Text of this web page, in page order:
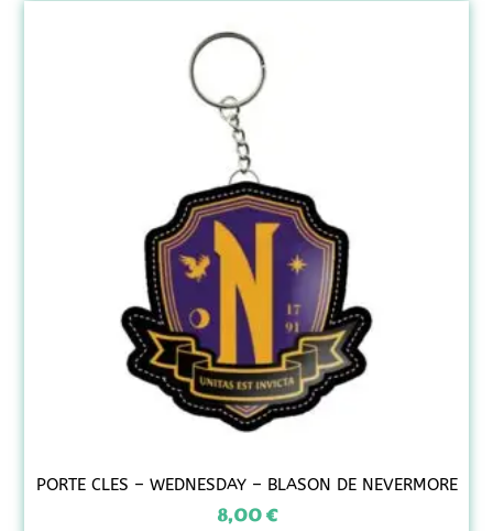
PORTE CLES – WEDNESDAY – BLASON DE NEVERMORE
8,00€